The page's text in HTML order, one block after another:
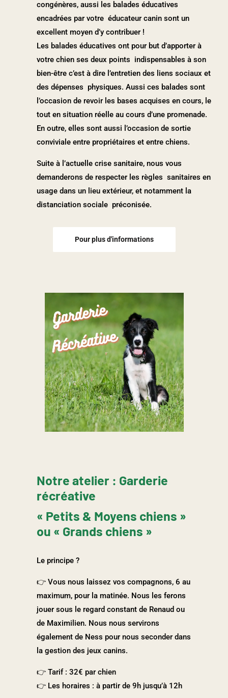
congénères, aussi les balades éducatives
encadrées par votre éducateur canin sont un
excellent moyen d’y contribuer !
Les balades éducatives ont pour but d’apporter à
votre chien ses deux points indispensables à son
bien-être c’est à dire l’entretien des liens sociaux et
des dépenses physiques. Aussi ces balades sont
l’occasion de revoir les bases acquises en cours, le
tout en situation réelle au cours d’une promenade.
En outre, elles sont aussi l’occasion de sortie
conviviale entre propriétaires et entre chiens.
Suite à l’actuelle crise sanitaire, nous vous
demanderons de respecter les règles sanitaires en
usage dans un lieu extérieur, et notamment la
distanciation sociale préconisée.
Pour plus d'informations
Notre atelier : Garderie
récréative
« Petits & Moyens chiens »
ou « Grands chiens »
Le principe ?
👉 Vous nous laissez vos compagnons, 6 au
maximum, pour la matinée. Nous les ferons
jouer sous le regard constant de Renaud ou
de Maximilien. Nous nous servirons
également de Ness pour nous seconder dans
la gestion des jeux canins.
👉 Tarif : 32€ par chien
👉 Les horaires : à partir de 9h jusqu’à 12h